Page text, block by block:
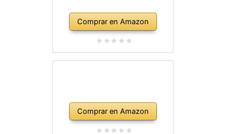
Comprar en Amazon
Comprar en Amazon